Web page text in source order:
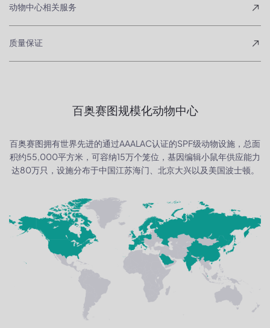
动物中心相关服务
质量保证
百奥赛图规模化动物中心
百奥赛图拥有世界先进的通过AAALAC认证的SPF级动物设施，总面
积约55,000平方米，可容纳15万个笼位，基因编辑小鼠年供应能力
达80万只，设施分布于中国江苏海门、北京大兴以及美国波士顿。